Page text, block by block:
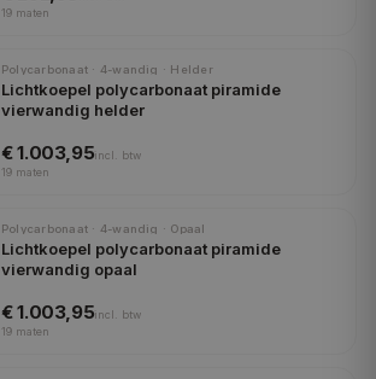
19 maten
Polycarbonaat · 4-wandig · Helder
Lichtkoepel polycarbonaat piramide
vierwandig helder
€ 1.003,95incl.
btw
19 maten
Polycarbonaat · 4-wandig · Opaal
Lichtkoepel polycarbonaat piramide
vierwandig opaal
€ 1.003,95incl.
btw
19 maten